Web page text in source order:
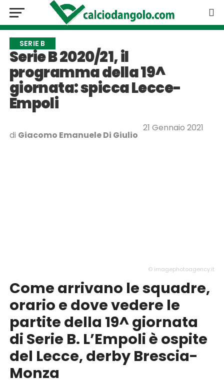
SERIE B
Serie B 2020/21, il
programma della 19^
giornata: spicca Lecce-
Empoli
di Giacomo Emanuele Di Giulio
21 Gennaio 2021
© imagephotoagency.it
Come arrivano le squadre,
orario e dove vedere le
partite della 19^ giornata
di Serie B. L’Empoli è ospite
del Lecce, derby Brescia-
Monza